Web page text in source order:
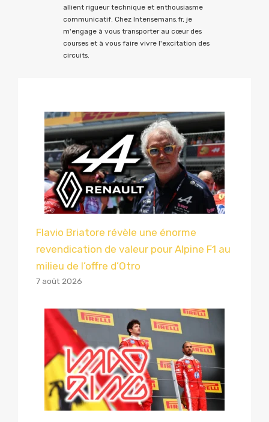
allient rigueur technique et enthousiasme
communicatif. Chez Intensemans.fr, je
m'engage à vous transporter au cœur des
courses et à vous faire vivre l'excitation des
circuits.
Flavio Briatore révèle une énorme
revendication de valeur pour Alpine F1 au
milieu de l’offre d’Otro
7 août 2026